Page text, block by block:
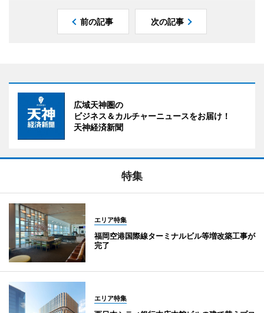
前の記事 次の記事
広域天神圏の
ビジネス＆カルチャーニュースをお届け！
天神経済新聞
特集
エリア特集
福岡空港国際線ターミナルビル等増改築工事が
完了
エリア特集